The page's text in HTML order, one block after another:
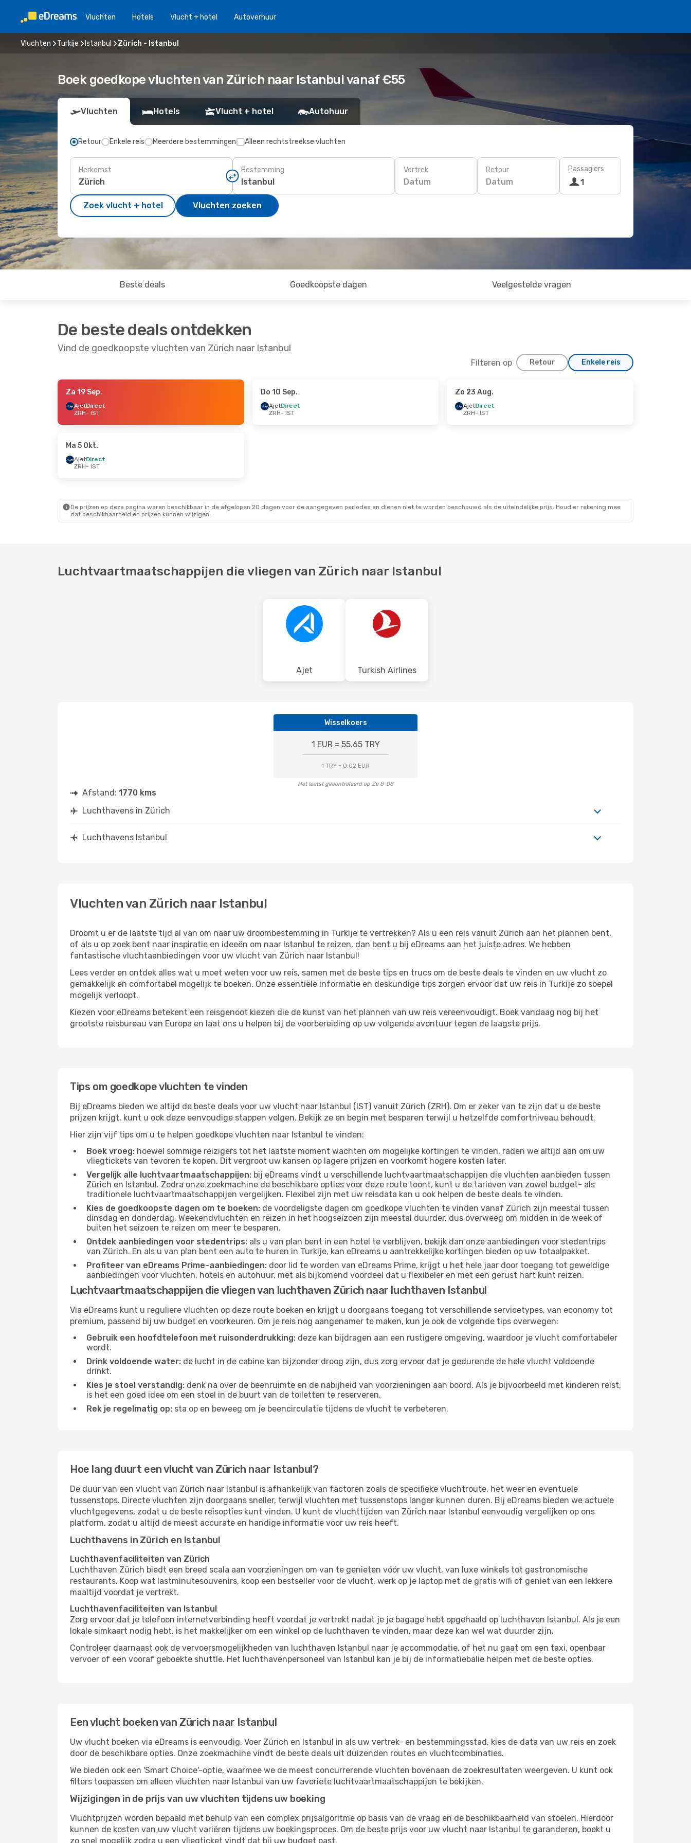
Vluchten Hotels Vlucht + hotel Autoverhuur
Vluchten Turkije Istanbul Zürich - Istanbul
Boek goedkope vluchten van Zürich naar Istanbul vanaf €55
Vluchten Hotels Vlucht + hotel Autohuur
Retour Enkele reis Meerdere bestemmingen Alleen rechtstreekse vluchten
Herkomst Bestemming Vertrek
Datum
Retour
Datum
Passagiers
1
Zoek vlucht + hotel Vluchten zoeken
Beste deals Goedkoopste dagen Veelgestelde vragen
De beste deals ontdekken
Vind de goedkoopste vluchten van Zürich naar Istanbul
Filteren op Retour Enkele reis
- Ma 21 Sep.
Direct
- Vr 16 Okt.
IST - ZRH
Za 19 Sep.
AjetDirect
ZRH- IST
Do 10 Sep.
AjetDirect
ZRH- IST
Zo 23 Aug.
AjetDirect
ZRH- IST
Ma 5 Okt.
AjetDirect
ZRH- IST
De prijzen op deze pagina waren beschikbaar in de afgelopen 20 dagen voor de aangegeven periodes en dienen niet te worden beschouwd als de uiteindelijke prijs. Houd er rekening mee
dat beschikbaarheid en prijzen kunnen wijzigen.
Luchtvaartmaatschappijen die vliegen van Zürich naar Istanbul
Ajet Turkish Airlines
Wisselkoers
1 EUR = 55.65 TRY
1 TRY = 0.02 EUR
Het laatst gecontroleerd op Za 8-08
Afstand: 1770 kms
Luchthavens in Zürich
Luchthavens Istanbul
Vluchten van Zürich naar Istanbul
Droomt u er de laatste tijd al van om naar uw droombestemming in Turkije te vertrekken? Als u een reis vanuit Zürich aan het plannen bent,
of als u op zoek bent naar inspiratie en ideeën om naar Istanbul te reizen, dan bent u bij eDreams aan het juiste adres. We hebben
fantastische vluchtaanbiedingen voor uw vlucht van Zürich naar Istanbul!
Lees verder en ontdek alles wat u moet weten voor uw reis, samen met de beste tips en trucs om de beste deals te vinden en uw vlucht zo
gemakkelijk en comfortabel mogelijk te boeken. Onze essentiële informatie en deskundige tips zorgen ervoor dat uw reis in Turkije zo soepel
mogelijk verloopt.
Kiezen voor eDreams betekent een reisgenoot kiezen die de kunst van het plannen van uw reis vereenvoudigt. Boek vandaag nog bij het
grootste reisbureau van Europa en laat ons u helpen bij de voorbereiding op uw volgende avontuur tegen de laagste prijs.
Tips om goedkope vluchten te vinden
Bij eDreams bieden we altijd de beste deals voor uw vlucht naar Istanbul (IST) vanuit Zürich (ZRH). Om er zeker van te zijn dat u de beste
prijzen krijgt, kunt u ook deze eenvoudige stappen volgen. Bekijk ze en begin met besparen terwijl u hetzelfde comfortniveau behoudt.
Hier zijn vijf tips om u te helpen goedkope vluchten naar Istanbul te vinden:
Boek vroeg: hoewel sommige reizigers tot het laatste moment wachten om mogelijke kortingen te vinden, raden we altijd aan om uw
vliegtickets van tevoren te kopen. Dit vergroot uw kansen op lagere prijzen en voorkomt hogere kosten later.
Vergelijk alle luchtvaartmaatschappijen: bij eDreams vindt u verschillende luchtvaartmaatschappijen die vluchten aanbieden tussen
Zürich en Istanbul. Zodra onze zoekmachine de beschikbare opties voor deze route toont, kunt u de tarieven van zowel budget- als
traditionele luchtvaartmaatschappijen vergelijken. Flexibel zijn met uw reisdata kan u ook helpen de beste deals te vinden.
Kies de goedkoopste dagen om te boeken: de voordeligste dagen om goedkope vluchten te vinden vanaf Zürich zijn meestal tussen
dinsdag en donderdag. Weekendvluchten en reizen in het hoogseizoen zijn meestal duurder, dus overweeg om midden in de week of
buiten het seizoen te reizen om meer te besparen.
Ontdek aanbiedingen voor stedentrips: als u van plan bent in een hotel te verblijven, bekijk dan onze aanbiedingen voor stedentrips
van Zürich. En als u van plan bent een auto te huren in Turkije, kan eDreams u aantrekkelijke kortingen bieden op uw totaalpakket.
Profiteer van eDreams Prime-aanbiedingen: door lid te worden van eDreams Prime, krijgt u het hele jaar door toegang tot geweldige
aanbiedingen voor vluchten, hotels en autohuur, met als bijkomend voordeel dat u flexibeler en met een gerust hart kunt reizen.
Luchtvaartmaatschappijen die vliegen van luchthaven Zürich naar luchthaven Istanbul
Via eDreams kunt u reguliere vluchten op deze route boeken en krijgt u doorgaans toegang tot verschillende servicetypes, van economy tot
premium, passend bij uw budget en voorkeuren. Om je reis nog aangenamer te maken, kun je ook de volgende tips overwegen:
Gebruik een hoofdtelefoon met ruisonderdrukking: deze kan bijdragen aan een rustigere omgeving, waardoor je vlucht comfortabeler
wordt.
Drink voldoende water: de lucht in de cabine kan bijzonder droog zijn, dus zorg ervoor dat je gedurende de hele vlucht voldoende
drinkt.
Kies je stoel verstandig: denk na over de beenruimte en de nabijheid van voorzieningen aan boord. Als je bijvoorbeeld met kinderen reist,
is het een goed idee om een ​​stoel in de buurt van de toiletten te reserveren.
Rek je regelmatig op: sta op en beweeg om je beencirculatie tijdens de vlucht te verbeteren.
Hoe lang duurt een vlucht van Zürich naar Istanbul?
De duur van een vlucht van Zürich naar Istanbul is afhankelijk van factoren zoals de specifieke vluchtroute, het weer en eventuele
tussenstops. Directe vluchten zijn doorgaans sneller, terwijl vluchten met tussenstops langer kunnen duren. Bij eDreams bieden we actuele
vluchtgegevens, zodat u de beste reisopties kunt vinden. U kunt de vluchttijden van Zürich naar Istanbul eenvoudig vergelijken op ons
platform, zodat u altijd de meest accurate en handige informatie voor uw reis heeft.
Luchthavens in Zürich en Istanbul
Luchthavenfaciliteiten van Zürich
Luchthaven Zürich biedt een breed scala aan voorzieningen om van te genieten vóór uw vlucht, van luxe winkels tot gastronomische
restaurants. Koop wat lastminutesouvenirs, koop een bestseller voor de vlucht, werk op je laptop met de gratis wifi of geniet van een lekkere
maaltijd voordat je vertrekt.
Luchthavenfaciliteiten van Istanbul
Zorg ervoor dat je telefoon internetverbinding heeft voordat je vertrekt nadat je je bagage hebt opgehaald op luchthaven Istanbul. Als je een
lokale simkaart nodig hebt, is het makkelijker om een ​​winkel op de luchthaven te vinden, maar deze kan wel wat duurder zijn.
Controleer daarnaast ook de vervoersmogelijkheden van luchthaven Istanbul naar je accommodatie, of het nu gaat om een ​​taxi, openbaar
vervoer of een vooraf geboekte shuttle. Het luchthavenpersoneel van Istanbul kan je bij de informatiebalie helpen met de beste opties.
Een vlucht boeken van Zürich naar Istanbul
Uw vlucht boeken via eDreams is eenvoudig. Voer Zürich en Istanbul in als uw vertrek- en bestemmingsstad, kies de data van uw reis en zoek
door de beschikbare opties. Onze zoekmachine vindt de beste deals uit duizenden routes en vluchtcombinaties.
We bieden ook een 'Smart Choice'-optie, waarmee we de meest concurrerende vluchten bovenaan de zoekresultaten weergeven. U kunt ook
filters toepassen om alleen vluchten naar Istanbul van uw favoriete luchtvaartmaatschappijen te bekijken.
Wijzigingen in de prijs van uw vluchten tijdens uw boeking
Vluchtprijzen worden bepaald met behulp van een complex prijsalgoritme op basis van de vraag en de beschikbaarheid van stoelen. Hierdoor
kunnen de kosten van uw vlucht variëren tijdens uw boekingsproces. Om de beste prijs voor uw vlucht naar Istanbul te garanderen, boekt u
zo snel mogelijk zodra u een vliegticket vindt dat bij uw budget past.